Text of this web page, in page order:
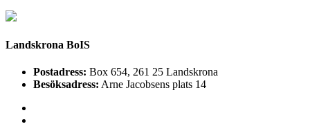
Landskrona BoIS
Postadress: Box 654, 261 25 Landskrona
Besöksadress: Arne Jacobsens plats 14